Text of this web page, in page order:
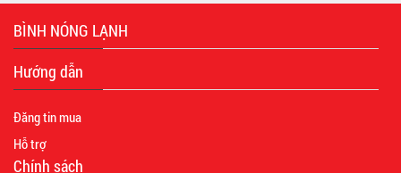
BÌNH NÓNG LẠNH
Hướng dẫn
Đăng tin mua
Hỗ trợ
Chính sách